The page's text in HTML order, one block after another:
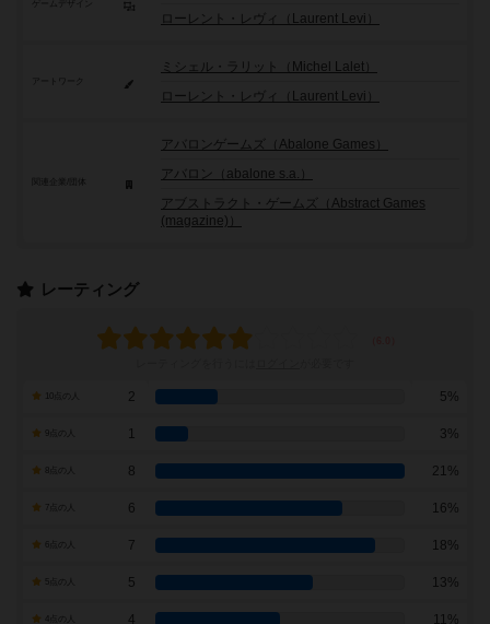
ゲームデザイン
ローレント・レヴィ（Laurent Levi）
アートワーク
ミシェル・ラリット（Michel Lalet）
ローレント・レヴィ（Laurent Levi）
アバロンゲームズ（Abalone Games）
アバロン（abalone s.a.）
アブストラクト・ゲームズ（Abstract Games
(magazine)）
レーティング
2 5%
1 3%
8 21%
7点の人 6 16%
7 18%
5 13%
4 11%